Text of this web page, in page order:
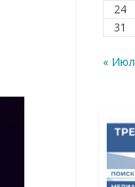
24
31
« Июл